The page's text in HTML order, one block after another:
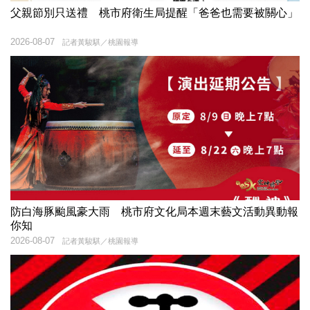
父親節別只送禮 桃市府衛生局提醒「爸爸也需要被關心」
記者黃駿騏／桃園報導
2026-08-07
防白海豚颱風豪大雨 桃市府文化局本週末藝文活動異動報
你知
記者黃駿騏／桃園報導
2026-08-07